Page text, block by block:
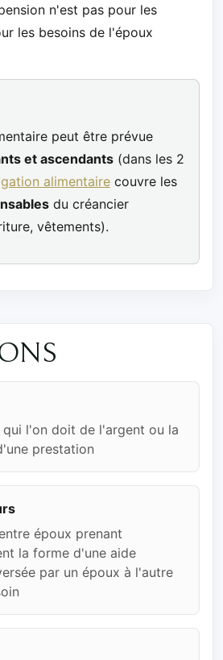
n'est pas pour les
les besoins de l'époux
peut être prévue
et ascendants(dans les 2
alimentairecouvre les
du créancier
vêtements).
qui l'on doit de l'argent ou la
prestation
époux prenant
la forme d'une aide
par un époux à l'autre